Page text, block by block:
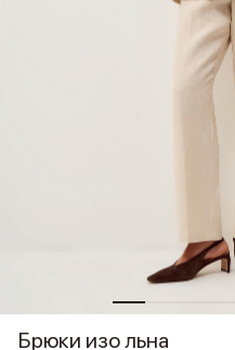
Брюки изо льна